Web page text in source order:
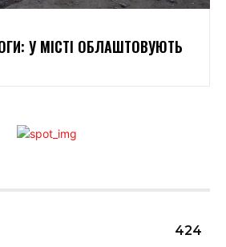
У МІСТІ ОБЛАШТОВУЮТЬ
424